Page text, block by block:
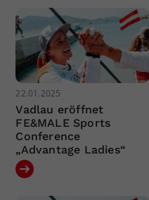
22.01.2025
Vadlau eröffnet
FE&MALE Sports
Conference
„Advantage Ladies“